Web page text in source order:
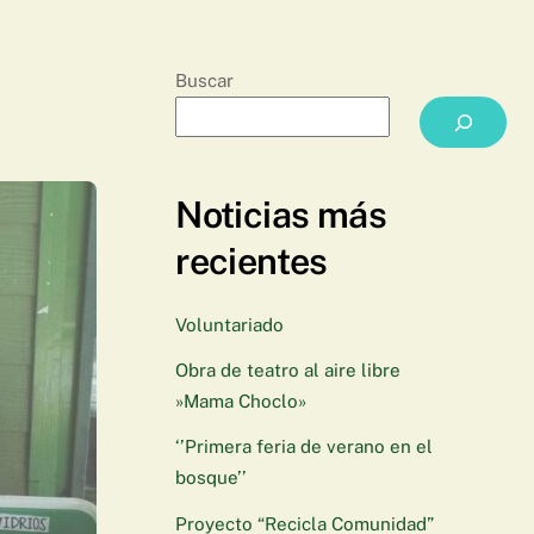
Buscar
Noticias más
recientes
Voluntariado
Obra de teatro al aire libre
»Mama Choclo»
‘’Primera feria de verano en el
bosque’’
Proyecto “Recicla Comunidad”